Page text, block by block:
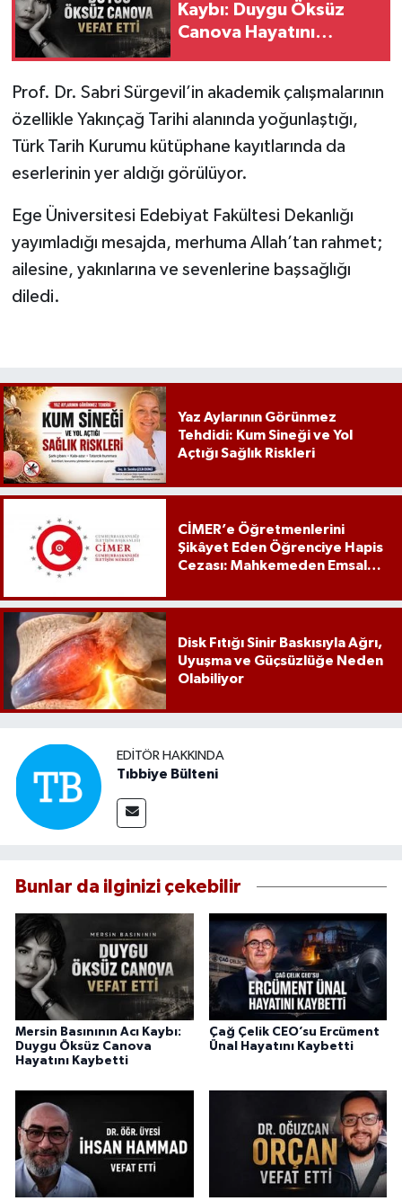
Kaybı: Duygu Öksüz
Canova Hayatını
Prof. Dr. Sabri Sürgevil’in akademik çalışmalarının
özellikle Yakınçağ Tarihi alanında yoğunlaştığı,
Türk Tarih Kurumu kütüphane kayıtlarında da
eserlerinin yer aldığı görülüyor.
Ege Üniversitesi Edebiyat Fakültesi Dekanlığı
yayımladığı mesajda, merhuma Allah’tan rahmet;
ailesine, yakınlarına ve sevenlerine başsağlığı
diledi.
Yaz Aylarının Görünmez
Tehdidi: Kum Sineği ve Yol
Açtığı Sağlık Riskleri
CİMER’e Öğretmenlerini
Şikâyet Eden Öğrenciye Hapis
Cezası: Mahkemeden Emsal
Disk Fıtığı Sinir Baskısıyla Ağrı,
Uyuşma ve Güçsüzlüğe Neden
Olabiliyor
EDITÖR HAKKINDA
Tıbbiye Bülteni
Bunlar da ilginizi çekebilir
Mersin Basınının Acı Kaybı:
Duygu Öksüz Canova
Hayatını Kaybetti
Çağ Çelik CEO’su Ercüment
Ünal Hayatını Kaybetti